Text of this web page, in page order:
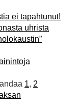
ei tapahtunut!
uhrista
1, 2